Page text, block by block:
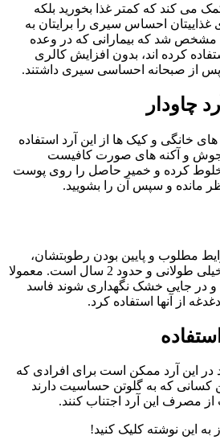
می کند که کمتر غذا بخورید بلکه
احساس سیری را برایتان به
مشخص شد که بیمارانی که در وعده
کرده اند، بدون افزایش کالری
چاودار
های خانگی و کیک ها از این آرد استفاده
جوش و آکنه های صورت کافیست
مخلوط کرده و خمیر حاصل را روی پوست
مطلوب و پایین بودن رطوبتشان،
مدت زمان ماندگاری‌ آنها خیلی طولانی و حدود 2 سال است. معمولا
و در جایی خشک نگهداری شوند فاسد
از آنها استفاده کرد.
در این آرد ممکن است برای افرادی که
کسانی که به گلوتن حساسیت دارند
مصرف این آرد اجتناب کنند.
به این نوشته کلیک کنید!